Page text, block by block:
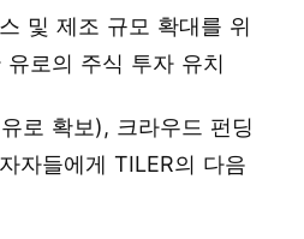
및 제조 규모 확대를 위
로의 주식 투자 유치
로 확보), 크라우드 펀딩
자들에게 TILER의 다음